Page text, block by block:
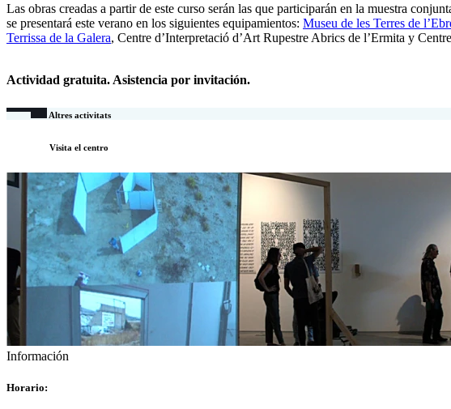
Las obras creadas a partir de este curso serán las que participarán en la muestra
se presentará este verano en los siguientes equipamientos: Museu de les Terres de
Terrissa de la Galera, Centre d’Interpretació d’Art Rupestre Abrics de l’Ermita y
Actividad gratuita. Asistencia por invitación.
Altres activitats
Visita el centro
Información
Horario: